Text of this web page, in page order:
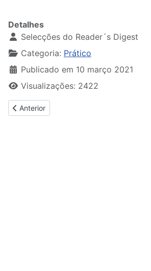
Detalhes
Selecções do Reader´s Digest
Categoria: Prático
Publicado em 10 março 2021
Visualizações: 2422
Artigo anterior: Escola de Cozinha - Ovos
Anterior